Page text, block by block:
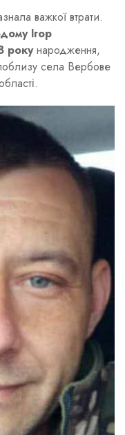
важкої втрати.
Ігор
рокународження,
села Вербове